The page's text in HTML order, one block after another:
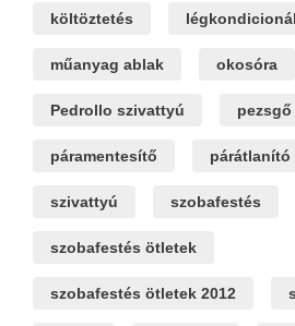
költöztetés
műanyag ablak okosóra
Pedrollo szivattyú pezsgő
páramentesítő párátlanító
szivattyú szobafestés
szobafestés ötletek
szobafestés ötletek 2012